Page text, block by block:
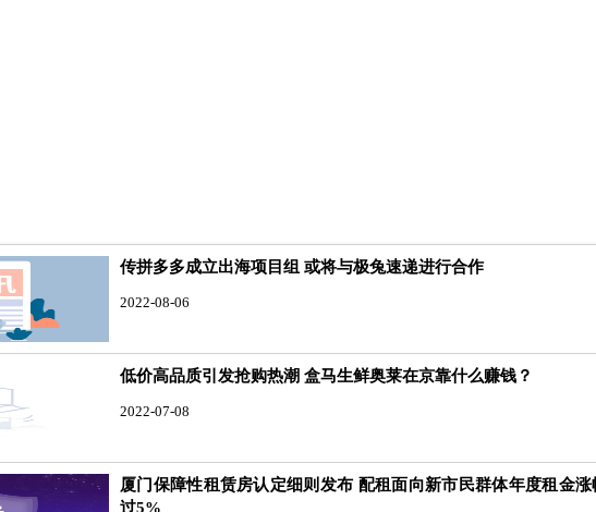
传拼多多成立出海项目组 或将与极兔速递进行合作
2022-08-06
低价高品质引发抢购热潮 盒马生鲜奥莱在京靠什么赚钱？
2022-07-08
厦门保障性租赁房认定细则发布 配租面向新市民群体年度租金涨
过5%